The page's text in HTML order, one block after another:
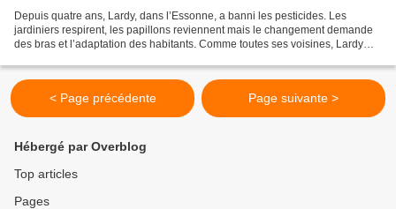
Depuis quatre ans, Lardy, dans l’Essonne, a banni les pesticides. Les
jardiniers respirent, les papillons reviennent mais le changement demande
des bras et l’adaptation des habitants. Comme toutes ses voisines, Lardy
< Page précédente Page suivante >
Hébergé par Overblog
Top articles
Pages